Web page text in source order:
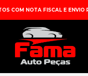
COM NOTA FISCAL E ENVIO